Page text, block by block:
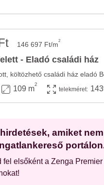
146 697 Ft/m2
- Eladó családi ház
költözhető családi ház eladó
109 m
2
telekméret:
amiket
fel elsőként a Zenga